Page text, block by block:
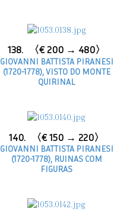
138. 〈€ 200 → 480〉
GIOVANNI BATTISTA PIRANESI
(1720-1778), VISTO DO MONTE
QUIRINAL
140. 〈€ 150 → 220〉
GIOVANNI BATTISTA PIRANESI
(1720-1778), RUINAS COM
FIGURAS